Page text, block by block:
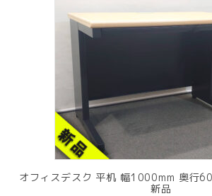
オフィスデスク 平机 幅1000mm 奥行
新品